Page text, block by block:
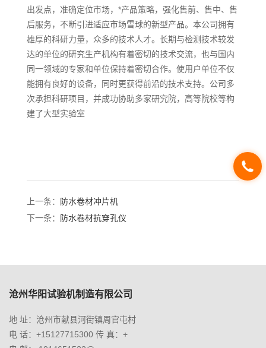
出发点，准确定位市场，*产品策略，强化售前、售中、售
后服务，不断引进适应市场雪球的新型产品。本公司拥有
雄厚的科研力量，众多的技术人才。长期与检测技术较发
达的单位的研究生产机构有着密切的技术交流，也与国内
同一领域的专家和单位保持着密切合作。使用户单位不仅
能拥有良好的设备，同时更获得前沿的技术支持。公司多
次承担科研项目，并成功协助多家研究院，高等院校等构
建了大型实验室
上一条：
防水卷材冲片机
下一条：
防水卷材抗穿孔仪
沧州华阳试验机制造有限公司
地 址：沧州市献县河街镇周官屯村
电 话：+15127715300 传 真：+